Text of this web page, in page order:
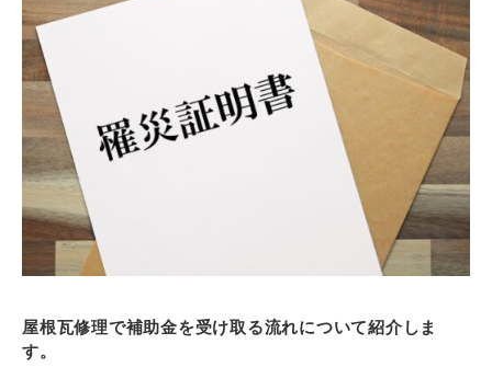
屋根瓦修理で補助金を受け取る流れについて紹介しま
す。